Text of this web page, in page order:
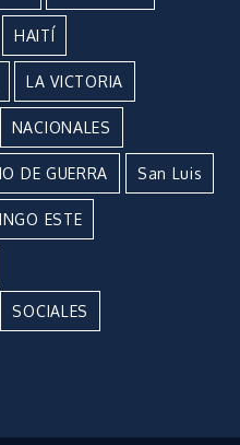
HAITÍ
LA VICTORIA
NACIONALES
DE GUERRA San Luis
ESTE
SOCIALES